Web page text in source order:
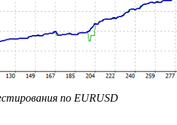
по EURUSD